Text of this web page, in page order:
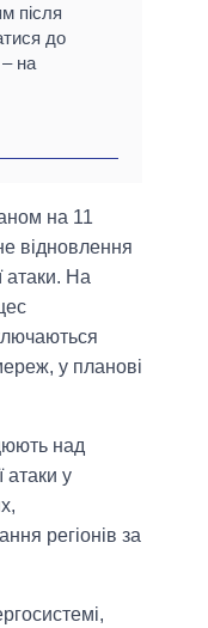
після
до
– на
на 11
відновлення
атаки. На
у планові
над
атаки у
регіонів за